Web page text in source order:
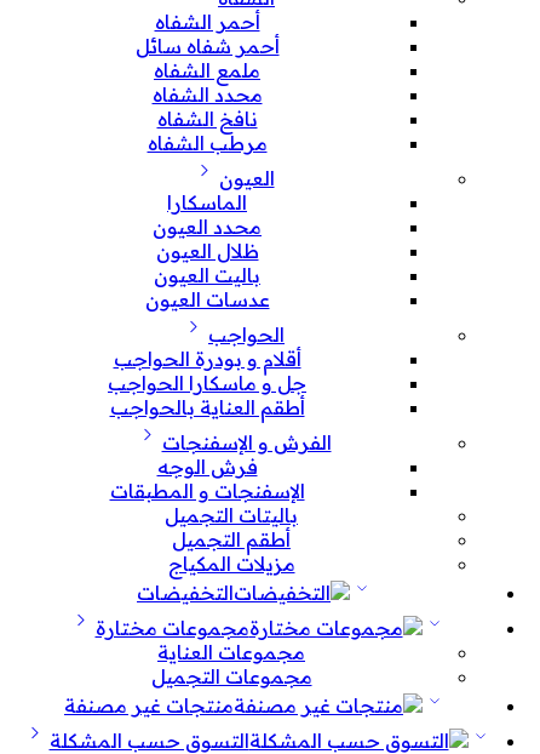
أحمر الشفاه
أحمر شفاه سائل
ملمع الشفاه
محدد الشفاه
نافخ الشفاه
مرطب الشفاه
العيون
الماسكارا
محدد العيون
ظلال العيون
باليت العيون
عدسات العيون
الحواجب
أقلام و بودرة الحواجب
جل و ماسكارا الحواجب
أطقم العناية بالحواجب
الفرش و الإسفنجات
فرش الوجه
الإسفنجات و المطبقات
باليتات التجميل
أطقم التجميل
مزيلات المكياج
التخفيضات
مجموعات مختارة
مجموعات العناية
مجموعات التجميل
منتجات غير مصنفة
التسوق حسب المشكلة